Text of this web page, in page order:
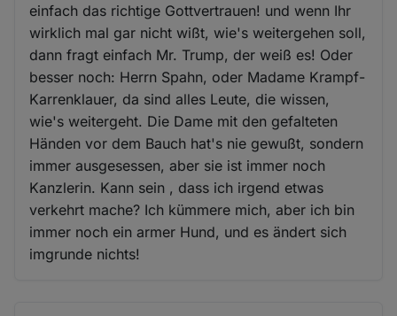
einfach das richtige Gottvertrauen! und wenn Ihr
wirklich mal gar nicht wißt, wie's weitergehen soll,
dann fragt einfach Mr. Trump, der weiß es! Oder
besser noch: Herrn Spahn, oder Madame Krampf-
Karrenklauer, da sind alles Leute, die wissen,
wie's weitergeht. Die Dame mit den gefalteten
Händen vor dem Bauch hat's nie gewußt, sondern
immer ausgesessen, aber sie ist immer noch
Kanzlerin. Kann sein , dass ich irgend etwas
verkehrt mache? Ich kümmere mich, aber ich bin
immer noch ein armer Hund, und es ändert sich
imgrunde nichts!